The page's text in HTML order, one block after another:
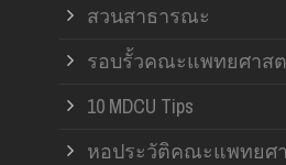
สวนสาธารณะ
รอบรั้วคณะแพทยศาส
10 MDCU Tips
หอประวัติคณะแพทยศ